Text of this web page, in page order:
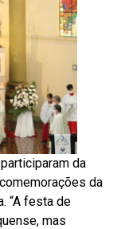
da
da
“A festa de
mas